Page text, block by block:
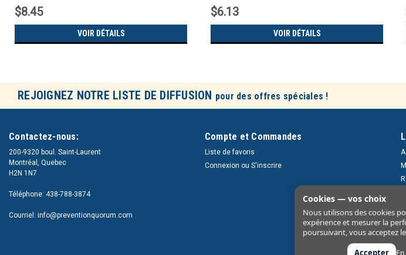
$8.45
VOIR DÉTAILS
$6.13
VOIR DÉTAILS
REJOIGNEZ NOTRE LISTE DE DIFFUSION pour des offres spéciales !
Contactez-nous:
200-9320 boul. Saint-Laurent
Montréal, Quebec
H2N 1N7
Téléphone: 438-788-3874
Courriel: info@preventionquorum.com
Compte et Commandes
Liste de favoris
Connexion ou S'inscrire
Cookies — vos choix
Nous utilisons des cookies
expérience et mesurer la
poursuivant, vous acceptez
Accepter